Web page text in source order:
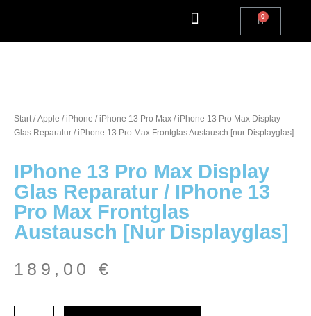
Start/Apple /iPhone /iPhone 13 Pro Max / iPhone 13 Pro Max Display
Glas Reparatur / iPhone 13 Pro Max Frontglas Austausch [nur Displayglas]
IPhone 13 Pro Max Display
Glas Reparatur / IPhone 13
Pro Max Frontglas
Austausch [nur Displayglas]
189,00 €